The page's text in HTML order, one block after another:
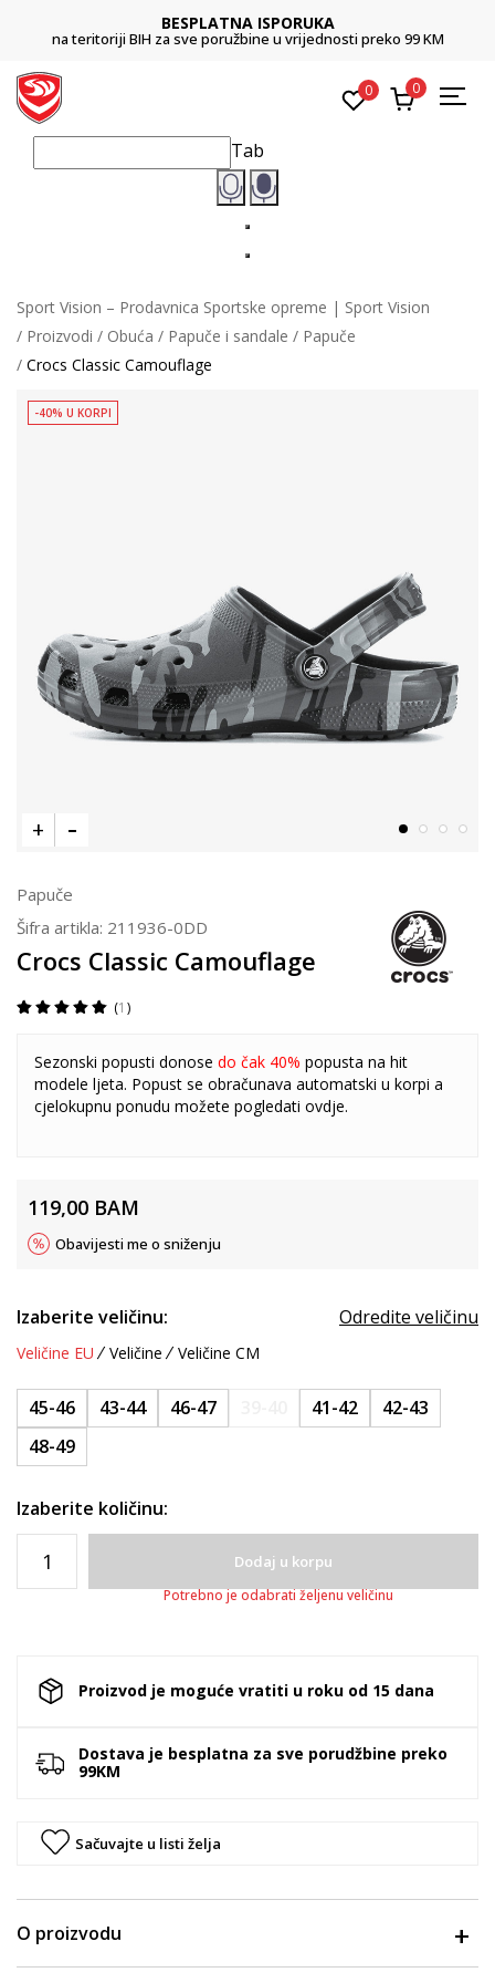
BESPLATNA ISPORUKA
na teritoriji BIH za sve poružbine u vrijednosti preko 99 KM
0 0
Tab
Sport Vision – Prodavnica Sportske opreme | Sport Vision
Proizvodi
Obuća Papuče i sandale
Papuče
Crocs Classic Camouflage
-40% U KORPI
Papuče
Šifra artikla: 211936-0DD
Crocs Classic Camouflage
1
Sezonski popusti donose do čak 40% popusta na hit
modele ljeta. Popust se obračunava automatski u korpi a
cjelokupnu ponudu možete pogledati ovdje.
119,00 BAM
Obavijesti me o sniženju
Izaberite veličinu: Odredite veličinu
Veličine EU Veličine Veličine CM
45-46 43-44 46-47 41-42
42-43
48-49
Izaberite količinu:
Dodaj u korpu
Potrebno je odabrati željenu veličinu
Proizvod je moguće vratiti u roku od 15 dana
Dostava je besplatna za sve porudžbine preko
99KM
Sačuvajte u listi želja
O proizvodu